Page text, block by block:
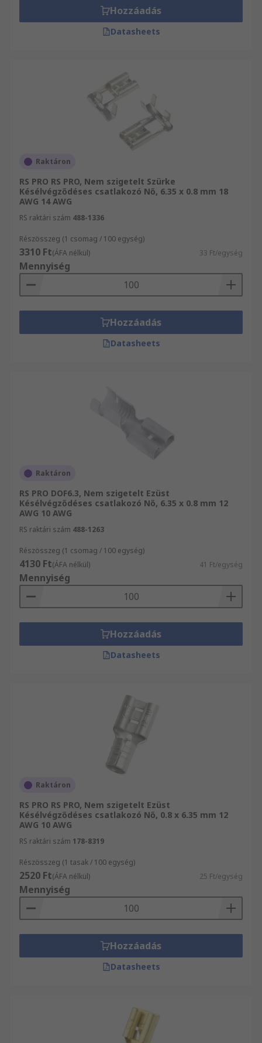
Hozzáadás
Datasheets
Raktáron
RS PRO RS PRO, Nem szigetelt Szürke
Késélvégződéses csatlakozó Nő, 6.35 x 0.8 mm 18
AWG 14 AWG
RS raktári szám 488-1336
Részösszeg (1 csomag / 100 egység)
3310 Ft(ÁFA nélkül) 33 Ft/egység
Mennyiség
Hozzáadás
Datasheets
Raktáron
RS PRO DOF6.3, Nem szigetelt Ezüst
Késélvégződéses csatlakozó Nő, 6.35 x 0.8 mm 12
AWG 10 AWG
RS raktári szám 488-1263
Részösszeg (1 csomag / 100 egység)
4130 Ft(ÁFA nélkül) 41 Ft/egység
Mennyiség
Hozzáadás
Datasheets
Raktáron
RS PRO RS PRO, Nem szigetelt Ezüst
Késélvégződéses csatlakozó Nő, 0.8 x 6.35 mm 12
AWG 10 AWG
RS raktári szám 178-8319
Részösszeg (1 tasak / 100 egység)
2520 Ft(ÁFA nélkül) 25 Ft/egység
Mennyiség
Hozzáadás
Datasheets